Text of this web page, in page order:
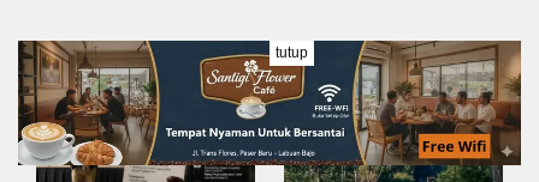
Wisata
tutup